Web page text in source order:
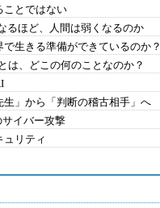
ことではない
るほど、人間は弱くなるのか
生きる準備ができているのか？
は、どこの何のことなのか？
」から「判断の稽古相手」へ
イバー攻撃
ュリティ